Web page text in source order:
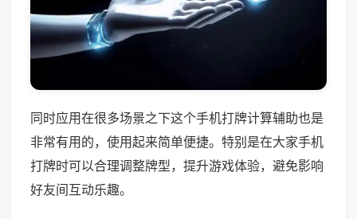
同时应用在很多场景之下这个手机打牌计算辅助也是
非常有用的，使用起来简单便捷。特别是在大家手机
打牌时可以合理调整牌型，提升游戏体验，避免影响
好友间互动乐趣。